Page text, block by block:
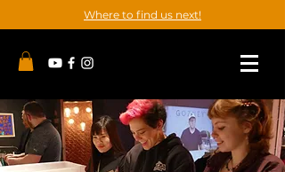
Where to find us next!